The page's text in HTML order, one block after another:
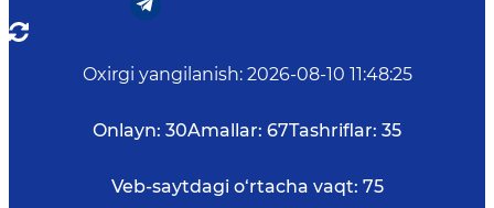
Oxirgi yangilanish: 2026-08-10 11:48:25
Onlayn: 30Amallar: 67Tashriflar: 35
Veb-saytdagi o‘rtacha vaqt: 75